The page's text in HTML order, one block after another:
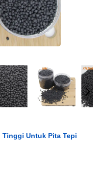
Tinggi Untuk Pita Tepi